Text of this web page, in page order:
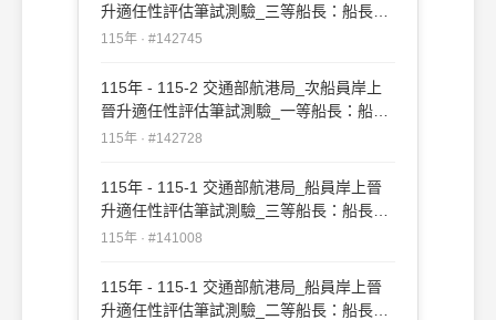
升適任性評估筆試測驗_三等船長：船長實
務#142745
115年 · #142745
115年 - 115-2 交通部航港局_次船員岸上
晉升適任性評估筆試測驗_一等船長：船長
實務#142728
115年 · #142728
115年 - 115-1 交通部航港局_船員岸上晉
升適任性評估筆試測驗_三等船長：船長實
務#141008
115年 · #141008
115年 - 115-1 交通部航港局_船員岸上晉
升適任性評估筆試測驗_二等船長：船長實